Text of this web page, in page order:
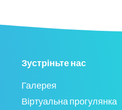
Зустріньте нас
Галерея
Віртуальна прогулянка